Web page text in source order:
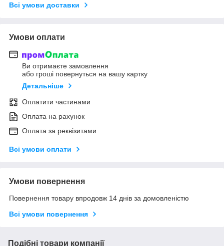
Всі умови доставки
Умови оплати
Ви отримаєте замовлення
або гроші повернуться на вашу картку
Детальніше
Оплатити частинами
Оплата на рахунок
Оплата за реквізитами
Всі умови оплати
Умови повернення
Повернення товару впродовж 14 днів за домовленістю
Всі умови повернення
Подібні товари компанії